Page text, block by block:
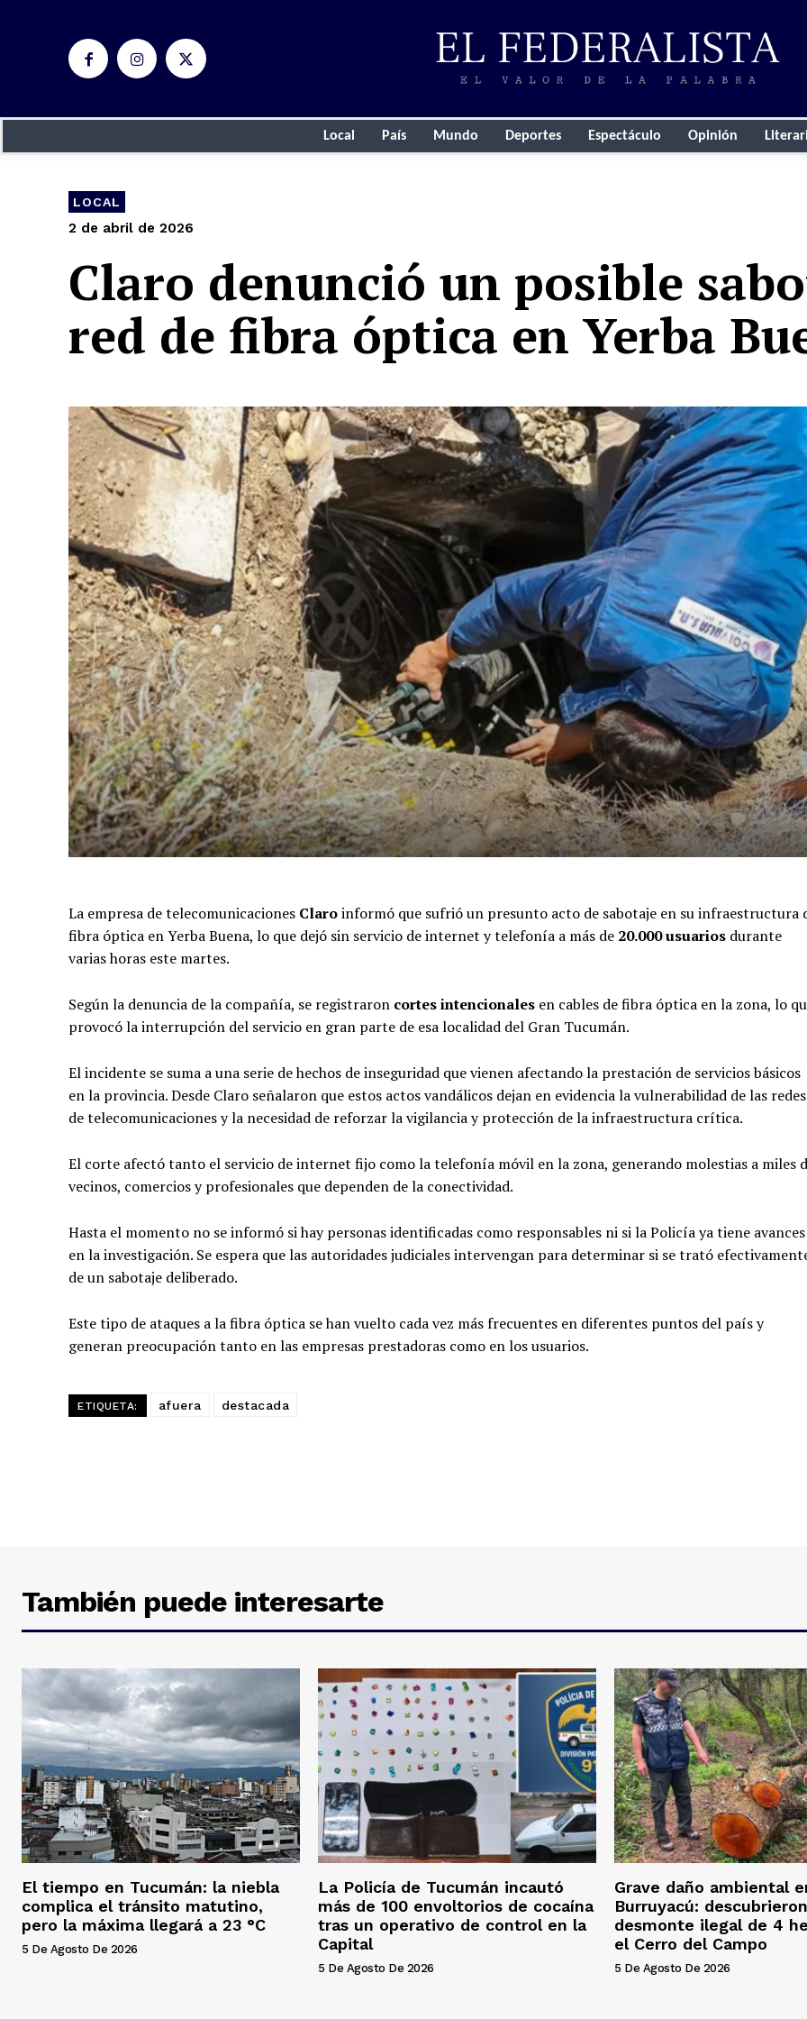
Local País Mundo Deportes Espectáculo Opinión
LOCAL
2 de abril de 2026
Claro denunció un posible
red de fibra óptica en Yerba
La empresa de telecomunicaciones Claroinformó que sufrió un presunto acto de sabotaje en su infraestructura
fibra óptica en Yerba Buena, lo que dejó sin servicio de internet y telefonía a más de 20.000 usuarios durante
varias horas este martes.
Según la denuncia de la compañía, se registraron cortes intencionales en cables de fibra óptica en la zona, lo
provocó la interrupción del servicio en gran parte de esa localidad del Gran Tucumán.
El incidente se suma a una serie de hechos de inseguridad que vienen afectando la prestación de servicios básicos
en la provincia. Desde Claro señalaron que estos actos vandálicos dejan en evidencia la vulnerabilidad de las redes
de telecomunicaciones y la necesidad de reforzar la vigilancia y protección de la infraestructura crítica.
El corte afectó tanto el servicio de internet fijo como la telefonía móvil en la zona, generando molestias a miles
vecinos, comercios y profesionales que dependen de la conectividad.
Hasta el momento no se informó si hay personas identificadas como responsables ni si la Policía ya tiene avances
en la investigación. Se espera que las autoridades judiciales intervengan para determinar si se trató
de un sabotaje deliberado.
Este tipo de ataques a la fibra óptica se han vuelto cada vez más frecuentes en diferentes puntos del país y
generan preocupación tanto en las empresas prestadoras como en los usuarios.
ETIQUETA: afuera destacada
También puede interesarte
El tiempo en Tucumán: la niebla
complica el tránsito matutino,
pero la máxima llegará a 23 °C
5 De Agosto De 2026
La Policía de Tucumán incautó
más de 100 envoltorios de cocaína
tras un operativo de control en la
Capital
5 De Agosto De 2026
Grave daño ambiental
Burruyacú:
desmonte ilegal de 4
el Cerro del Campo
5 De Agosto De 2026